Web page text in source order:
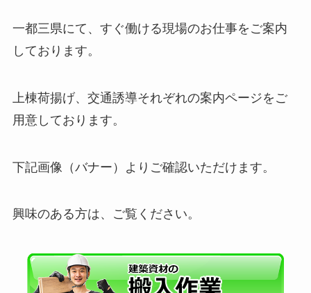
一都三県にて、すぐ働ける現場のお仕事をご案内
しております。
上棟荷揚げ、交通誘導それぞれの案内ページをご
用意しております。
下記画像（バナー）よりご確認いただけます。
興味のある方は、ご覧ください。